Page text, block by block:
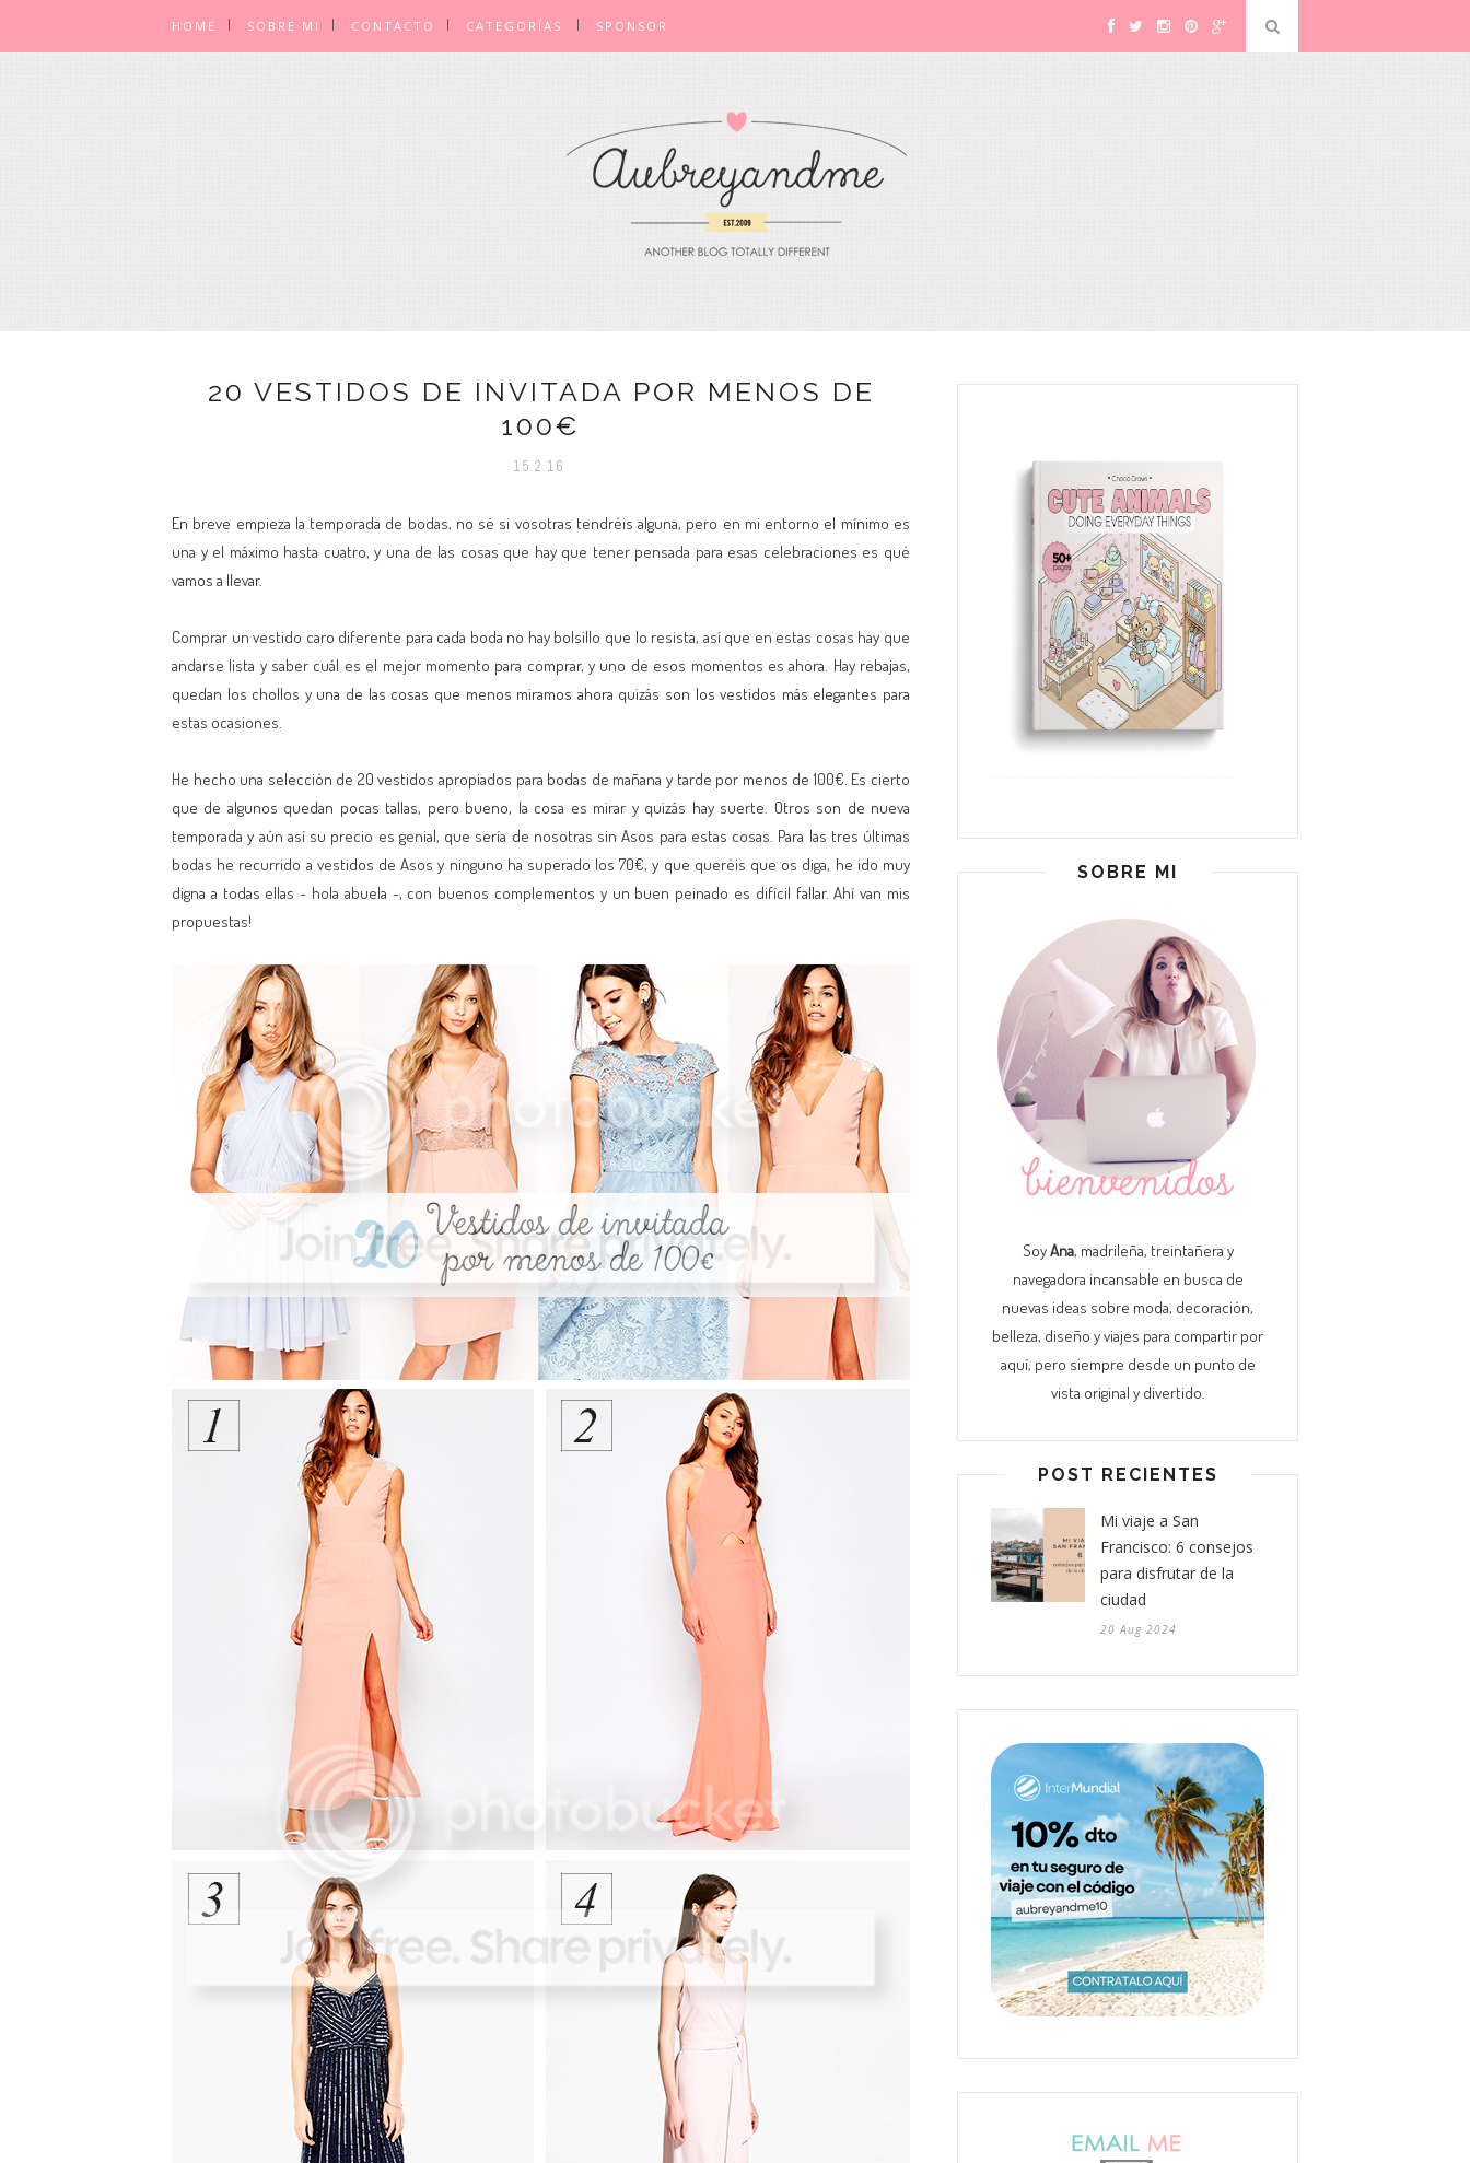
HOME SOBRE MI CONTACTO CATEGORÍAS SPONSOR
20 VESTIDOS DE INVITADA POR MENOS DE
100€
15.2.16
En breve empieza la temporada de bodas, no sé si vosotras tendréis alguna, pero en mi entorno el mínimo es
una y el máximo hasta cuatro, y una de las cosas que hay que tener pensada para esas celebraciones es qué
vamos a llevar.
Comprar un vestido caro diferente para cada boda no hay bolsillo que lo resista, así que en estas cosas hay que
andarse lista y saber cuál es el mejor momento para comprar, y uno de esos momentos es ahora. Hay rebajas,
quedan los chollos y una de las cosas que menos miramos ahora quizás son los vestidos más elegantes para
estas ocasiones.
He hecho una selección de 20 vestidos apropiados para bodas de mañana y tarde por menos de 100€. Es cierto
que de algunos quedan pocas tallas, pero bueno, la cosa es mirar y quizás hay suerte. Otros son de nueva
temporada y aún así su precio es genial, que sería de nosotras sin Asos para estas cosas. Para las tres últimas
bodas he recurrido a vestidos de Asos y ninguno ha superado los 70€, y que queréis que os diga, he ido muy
digna a todas ellas - hola abuela -, con buenos complementos y un buen peinado es difícil fallar. Ahí van mis
propuestas!
SOBRE MI
SoyAna, madrileña, treintañera y
navegadora incansable en busca de
nuevas ideas sobre moda, decoración,
belleza, diseño y viajes para compartir por
aquí, pero siempre desde un punto de
vista original y divertido.
POST RECIENTES
Mi viaje a San
Francisco: 6 consejos
para disfrutar de la
ciudad
20 Aug 2024